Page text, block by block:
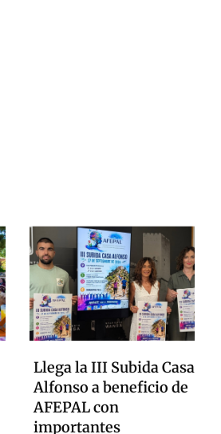
Llega la III Subida Casa
Alfonso a beneficio de
AFEPAL con
importantes